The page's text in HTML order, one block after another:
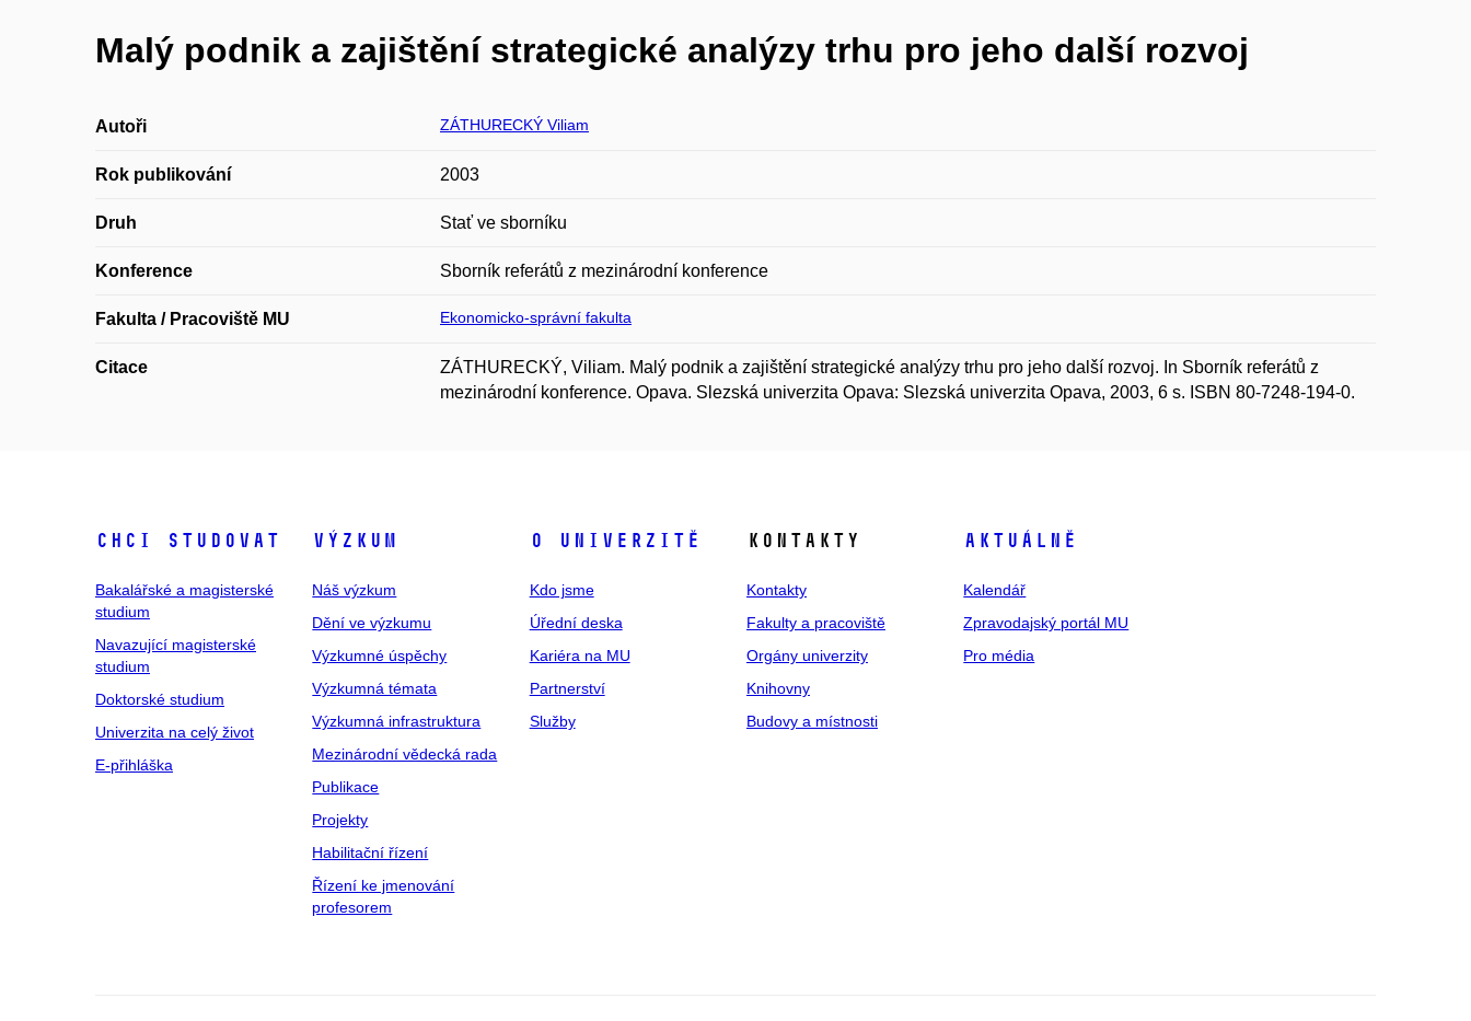
Malý podnik a zajištění strategické analýzy trhu pro jeho další rozvoj
Autoři ZÁTHURECKÝ Viliam
Rok publikování 2003
Druh Stať ve sborníku
Konference Sborník referátů z mezinárodní konference
Fakulta / Pracoviště MU Ekonomicko-správní fakulta
Citace
ZÁTHURECKÝ, Viliam. Malý podnik a zajištění strategické analýzy trhu pro jeho další rozvoj. In Sborník referátů z
mezinárodní konference. Opava. Slezská univerzita Opava: Slezská univerzita Opava, 2003, 6 s. ISBN 80-7248-194-0.
Chci studovat
Bakalářské a magisterské
studium
Navazující magisterské
studium
Doktorské studium
Univerzita na celý život
E-přihláška
Výzkum
Náš výzkum
Dění ve výzkumu
Výzkumné úspěchy
Výzkumná témata
Výzkumná infrastruktura
Mezinárodní vědecká rada
Publikace
Projekty
Habilitační řízení
Řízení ke jmenování
profesorem
O univerzitě
Kdo jsme
Úřední deska
Kariéra na MU
Partnerství
Služby
Kontakty
Kontakty
Fakulty a pracoviště
Orgány univerzity
Knihovny
Budovy a místnosti
Aktuálně
Kalendář
Zpravodajský portál MU
Pro média